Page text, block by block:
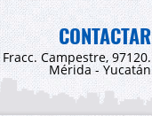
CONTACTAR
Campestre, 97120.
Mérida - Yucatán